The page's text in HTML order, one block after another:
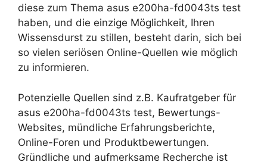
diese zum Thema asus e200ha-fd0043ts test
haben, und die einzige Möglichkeit, Ihren
Wissensdurst zu stillen, besteht darin, sich bei
so vielen seriösen Online-Quellen wie möglich
zu informieren.
Potenzielle Quellen sind z.B. Kaufratgeber für
asus e200ha-fd0043ts test, Bewertungs-
Websites, mündliche Erfahrungsberichte,
Online-Foren und Produktbewertungen.
Gründliche und aufmerksame Recherche ist